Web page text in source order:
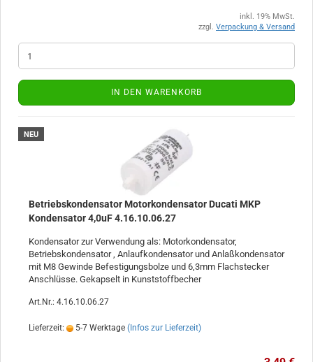
inkl. 19% MwSt.
zzgl. Verpackung & Versand
IN DEN WARENKORB
NEU
Betriebskondensator Motorkondensator Ducati MKP
Kondensator 4,0uF 4.16.10.06.27
Kondensator zur Verwendung als: Motorkondensator,
Betriebskondensator , Anlaufkondensator und Anlaßkondensator
mit M8 Gewinde Befestigungsbolze und 6,3mm Flachstecker
Anschlüsse. Gekapselt in Kunststoffbecher
Art.Nr.: 4.16.10.06.27
Lieferzeit: 5-7 Werktage (Infos zur Lieferzeit)